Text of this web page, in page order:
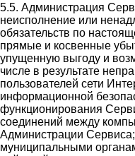
5.5. Администрация
неисполнение или
обязательств по
прямые и косвенные
упущенную выгоду и
числе в результате
пользователей сети
информационной
функционирования
соединений между
Администрации
муниципальными